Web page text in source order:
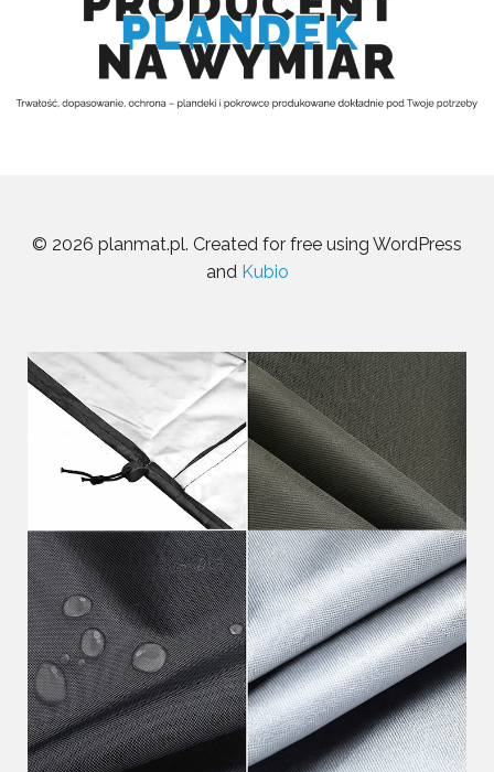
© 2026 planmat.pl. Created for free using WordPress
and Kubio